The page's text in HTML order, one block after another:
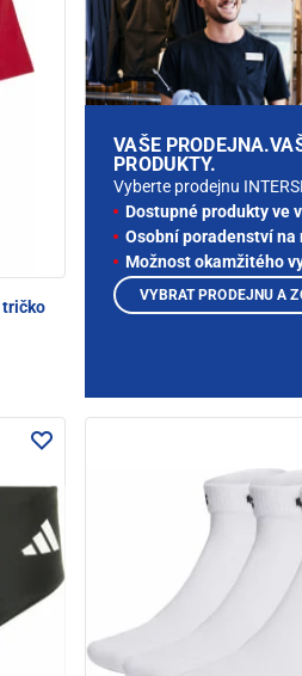
tričko
VAŠE
PRODUKTY.
Vyberte prodejnu
Dostupné produkty ve
Osobní poradenství na
Možnost okamžitého